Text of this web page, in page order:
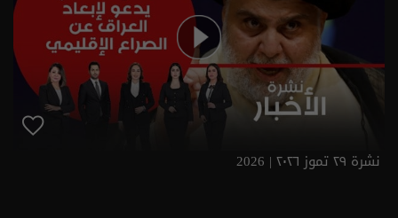
نشرة ٢٩ تموز ٢٠٢٦ | 2026